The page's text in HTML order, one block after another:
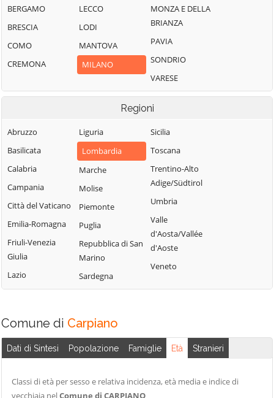
Bernate Ticino
Besate
Binasco
Boffalora sopra
Bollate
Bubbiano
Buccinasco
Buscate
Bussero
Busto Garolfo
Calvignasco
Cambiago
Canegrate
Carpiano
Casarile
Cassano d'Adda
Pecchi
Gudo Visconti
Inveruno
Inzago
Lacchiarella
Legnano
Locate di Triulzi
Magenta
Magnago
Marcallo con
Casone
Masate
Mediglia
Melegnano
Melzo
Morimondo
Motta Visconti
Nosate
Naviglio
Rodano
Rosate
Rozzano
San Colombano
al Lambro
San Donato
Milanese
San Giorgio su
Legnano
San Giuliano
Olona
San Zenone al
Ticino
Senago
Giovanni
BERGAMO
BRESCIA
COMO
CREMONA
LECCO
LODI
MANTOVA
MILANO
MONZA E DELLA
BRIANZA
PAVIA
SONDRIO
VARESE
Regioni
Abruzzo
Basilicata
Calabria
Campania
Città del Vaticano
Emilia-Romagna
Friuli-Venezia
Giulia
Lazio
Liguria
Lombardia
Marche
Molise
Piemonte
Puglia
Repubblica di San
Marino
Sardegna
Sicilia
Toscana
Trentino-Alto
Adige/Südtirol
Umbria
Valle
d'Aosta/Vallée
d'Aoste
Veneto
Comune di Carpiano
Dati di Sintesi Popolazione Famiglie Età Stranieri
Classi di età per sesso e relativa incidenza, età media e indice di
vecchiaia nelComune di CARPIANO